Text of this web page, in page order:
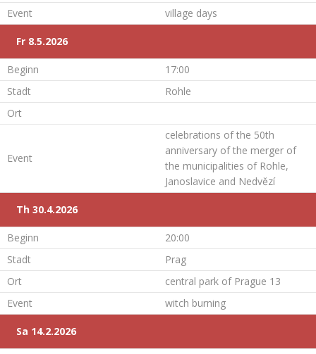
Event
village days
Fr 8.5.2026
Beginn
17:00
Stadt
Rohle
Ort
Event
celebrations of the 50th
anniversary of the merger of
the municipalities of Rohle,
Janoslavice and Nedvězí
Th 30.4.2026
Beginn
20:00
Stadt
Prag
Ort
central park of Prague 13
Event
witch burning
Sa 14.2.2026